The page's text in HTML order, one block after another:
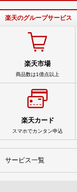
楽天のグループサービス
楽天市場
商品数は1億点以上
楽天カード
スマホでカンタン申込
サービス一覧